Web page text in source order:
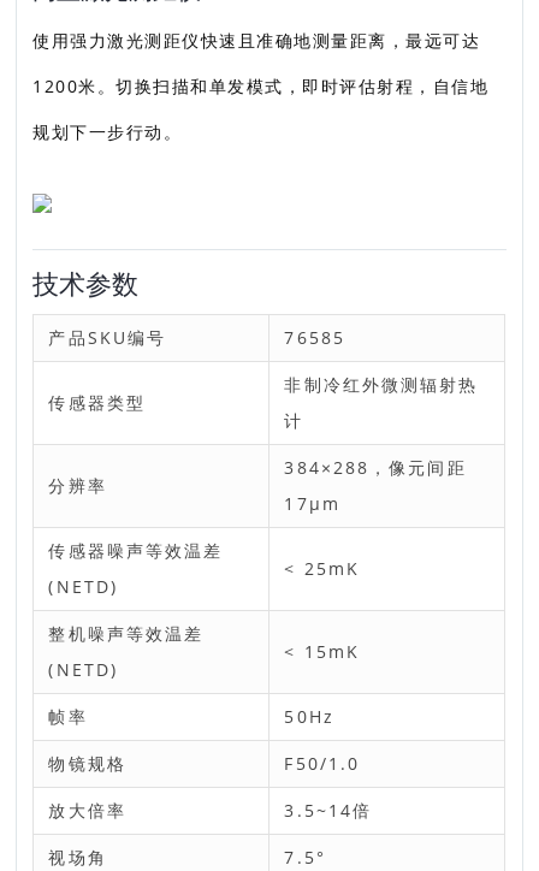
使用强力激光测距仪快速且准确地测量距离，最远可达
1200米。切换扫描和单发模式，即时评估射程，自信地
规划下一步行动。
技术参数
产品SKU编号 76585
传感器类型
非制冷红外微测辐射热
计
分辨率
384×288，像元间距
17μm
传感器噪声等效温差
(NETD)
< 25mK
整机噪声等效温差
(NETD)
< 15mK
帧率 50Hz
物镜规格 F50/1.0
放大倍率 3.5~14倍
视场角 7.5°